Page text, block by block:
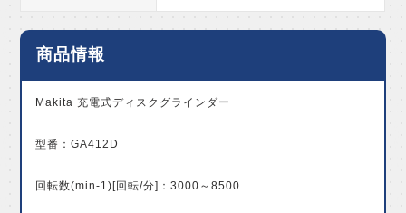
商品情報
Makita 充電式ディスクグラインダー
型番：GA412D
回転数(min-1)[回転/分]：3000～8500